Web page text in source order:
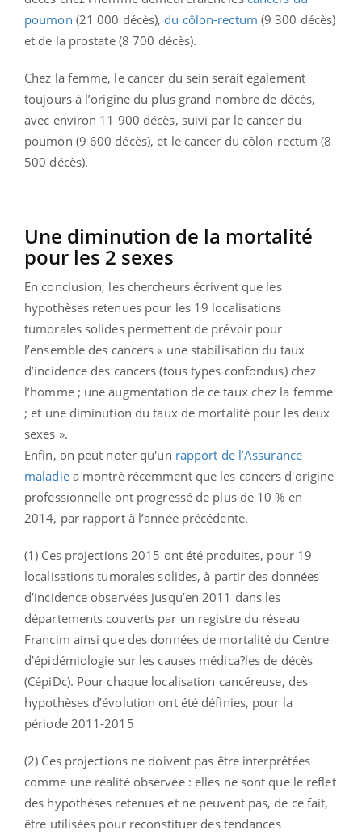
poumon (21 000 décès), du côlon-rectum (9 300 décès)
et de la prostate (8 700 décès).
Chez la femme, le cancer du sein serait également
toujours à l’origine du plus grand nombre de décès,
avec environ 11 900 décès, suivi par le cancer du
poumon (9 600 décès), et le cancer du côlon-rectum (8
500 décès).
Une diminution de la mortalité
pour les 2 sexes
En conclusion, les chercheurs écrivent que les
hypothèses retenues pour les 19 localisations
tumorales solides permettent de prévoir pour
l’ensemble des cancers « une stabilisation du taux
d’incidence des cancers (tous types confondus) chez
l’homme ; une augmentation de ce taux chez la femme
; et une diminution du taux de mortalité pour les deux
sexes ».
Enfin, on peut noter qu'un rapport de l’Assurance
maladiea montré récemment que les cancers d'origine
professionnelle ont progressé de plus de 10 % en
2014, par rapport à l’année précédente.
(1) Ces projections 2015 ont été produites, pour 19
localisations tumorales solides, à partir des données
d’incidence observées jusqu’en 2011 dans les
départements couverts par un registre du réseau
Francim ainsi que des données de mortalité du Centre
d’épidémiologie sur les causes médica?les de décès
(CépiDc). Pour chaque localisation cancéreuse, des
hypothèses d’évolution ont été définies, pour la
période 2011-2015
(2) Ces projections ne doivent pas être interprétées
comme une réalité observée : elles ne sont que le reflet
des hypothèses retenues et ne peuvent pas, de ce fait,
être utilisées pour reconstituer des tendances